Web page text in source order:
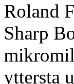
Roland
Sharp
yttersta